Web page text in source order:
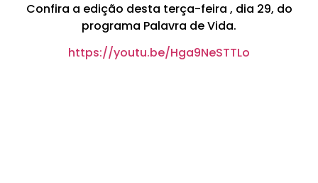
Confira a edição desta terça-feira , dia 29, do
programa Palavra de Vida.
https://youtu.be/Hga9NeSTTLo